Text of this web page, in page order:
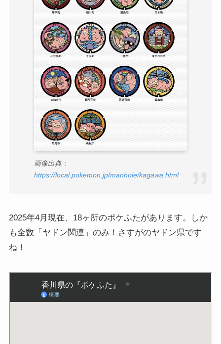
画像出典：
https://local.pokemon.jp/manhole/kagawa.html
2025年4月現在、18ヶ所のポケふたがあります。しか
も全数「ヤドン関連」のみ！さすがのヤドン県です
ね！